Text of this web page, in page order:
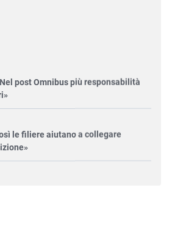
post Omnibus più responsabilità
le filiere aiutano a collegare